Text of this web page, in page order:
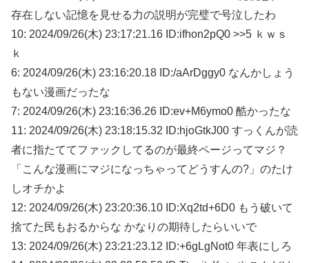
存在しない記憶を見せる力の説明が完璧で号泣したわ
10: 2024/09/26(木) 23:17:21.16 ID:ifhon2pQ0 >>5 ｋｗｓ
ｋ
6: 2024/09/26(木) 23:16:20.18 ID:/aArDggy0 なんかしょう
もない漫画だったな
7: 2024/09/26(木) 23:16:36.26 ID:ev+M6ymo0 酷かったな
11: 2024/09/26(木) 23:18:15.32 ID:hjoGtkJ00 すっくんが読
者に指たててファックしてるのが最終ページってマジ？
「こんな漫画にマジになっちゃってどうすんの?」のたけ
しオチかよ
12: 2024/09/26(木) 23:20:36.10 ID:Xq2td+6D0 もう破いて
捨てた民もおるからな かなりの期待したらいいで
13: 2024/09/26(木) 23:21:23.12 ID:+6gLgNot0 年表にしろ